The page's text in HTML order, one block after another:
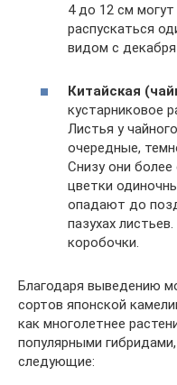
4 до 12 см
распускаться
видом с декабря
Китайская
кустарниковое
Листья у
очередные,
Снизу они
цветки
опадают до
пазухах
коробочки.
Благодаря выведению
сортов японской
как многолетнее
популярными
следующие: